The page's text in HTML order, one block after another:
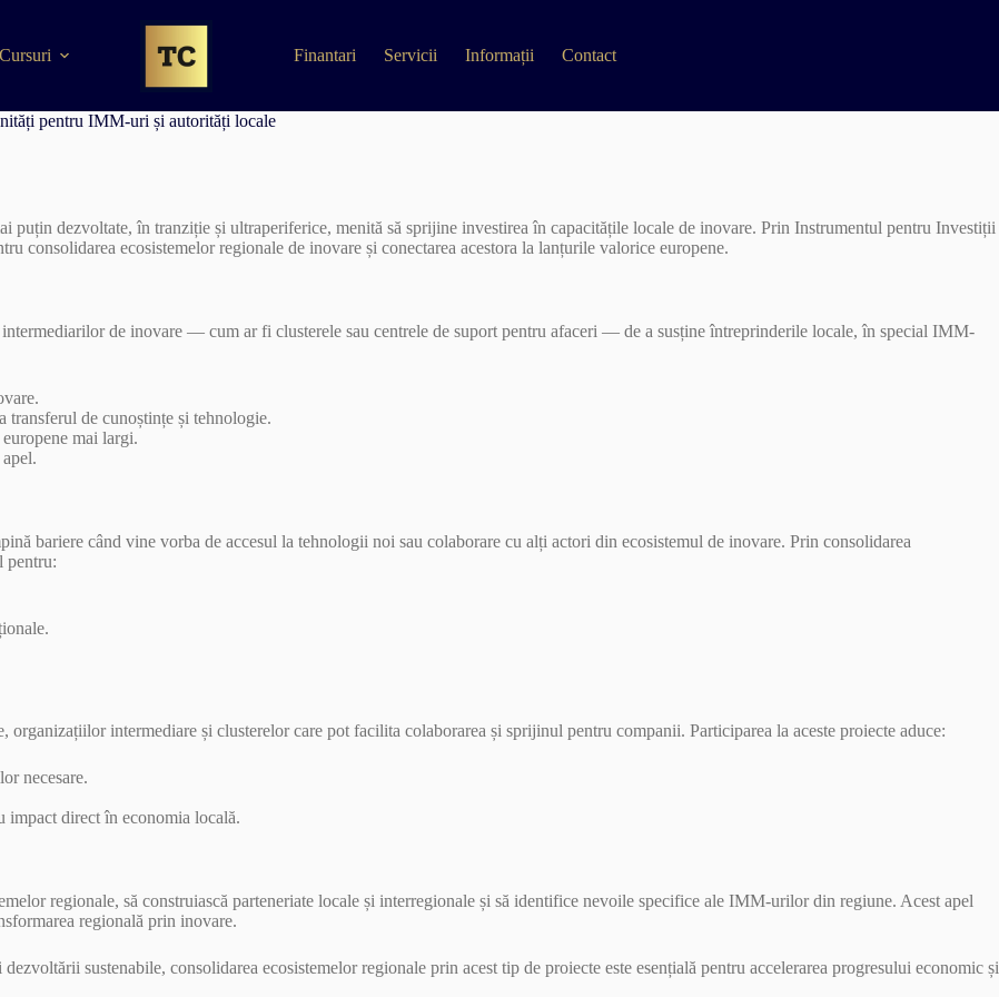
Cursuri Finantari Servicii Informații Contact
pentru IMM-uri și autorități locale
puțin dezvoltate, în tranziție și ultraperiferice, menită să sprijine investirea în capacitățile locale de inovare. Prin Instrumentul pentru Investiții
consolidarea ecosistemelor regionale de inovare și conectarea acestora la lanțurile valorice europene.
de inovare — cum ar fi clusterele sau centrele de suport pentru afaceri — de a susține întreprinderile locale, în special IMM-
transferul de cunoștințe și tehnologie.
mai largi.
bariere când vine vorba de accesul la tehnologii noi sau colaborare cu alți actori din ecosistemul de inovare. Prin consolidarea
pentru:
intermediare și clusterelor care pot facilita colaborarea și sprijinul pentru companii. Participarea la aceste proiecte aduce:
necesare.
impact direct în economia locală.
regionale, să construiască parteneriate locale și interregionale și să identifice nevoile specifice ale IMM-urilor din regiune. Acest apel
regională prin inovare.
sustenabile, consolidarea ecosistemelor regionale prin acest tip de proiecte este esențială pentru accelerarea progresului economic și